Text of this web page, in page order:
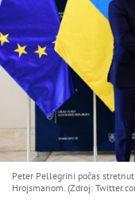
Peter Pellegrini počas
Hrojsmanom. (Zdroj: